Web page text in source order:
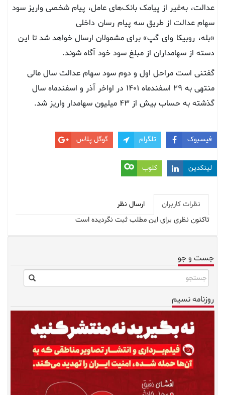
عدالت، به‌غیر از پیامک بانک‌های عامل، پیام شخصی واریز سود
سهام عدالت از طریق سه پیام رسان داخلی
«بله، روبیکا وای گپ» برای مشمولان ارسال خواهد شد تا این
دسته از سهامداران از مبلغ سود خود آگاه شوند.
گفتنی است مراحل اول و دوم سود سهام عدالت سال مالی
منتهی به ۲۹ اسفندماه ۱۴۰۱ در اواخر آذر و اسفندماه سال
گذشته به حساب بیش از ۴۳ میلیون سهامدار واریز شد.
فیسبوک تلگرام گوگل پلاس
لینکدین کلوب
نظرات کاربران
ارسال نظر
تاکنون نظری برای این مطلب ثبت نگردیده است
جست و جو
روزنامه نسیم